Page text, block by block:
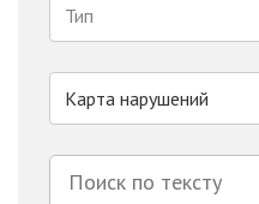
Тип
Карта нарушений